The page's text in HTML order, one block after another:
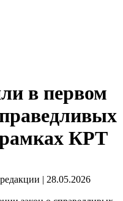
в первом
КРТ
| 28.05.2026